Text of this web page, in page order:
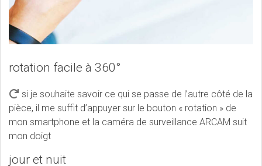
rotation facile à 360°
si je souhaite savoir ce qui se passe de l’autre côté de la
pièce, il me suffit d’appuyer sur le bouton « rotation » de
mon smartphone et la caméra de surveillance ARCAM suit
mon doigt
jour et nuit